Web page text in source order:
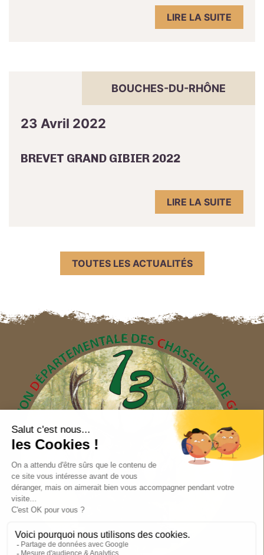
LIRE LA SUITE
BOUCHES-DU-RHÔNE
23 Avril 2022
BREVET GRAND GIBIER 2022
LIRE LA SUITE
TOUTES LES ACTUALITÉS